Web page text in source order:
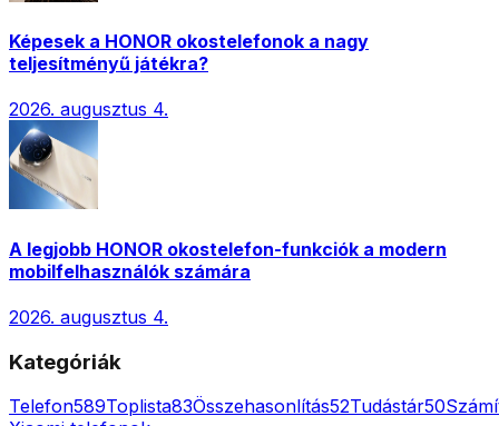
Képesek a HONOR okostelefonok a nagy
teljesítményű játékra?
2026. augusztus 4.
A legjobb HONOR okostelefon-funkciók a modern
mobilfelhasználók számára
2026. augusztus 4.
Kategóriák
Telefon589Toplista83Összehasonlítás52Tudástár50